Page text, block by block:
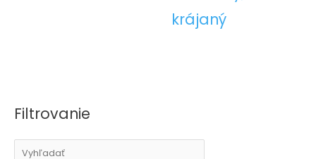
Filtrovanie
krájaný